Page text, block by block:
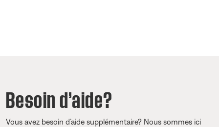
Besoin d’aide?
Vous avez besoin d’aide supplémentaire? Nous sommes ici